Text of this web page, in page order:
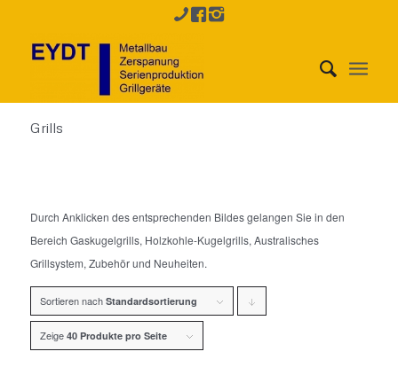
Grills
Durch Anklicken des entsprechenden Bildes gelangen Sie in den
Bereich Gaskugelgrills, Holzkohle-Kugelgrills, Australisches
Grillsystem, Zubehör und Neuheiten.
Sortieren nach Standardsortierung
Zeige 40 Produkte pro Seite